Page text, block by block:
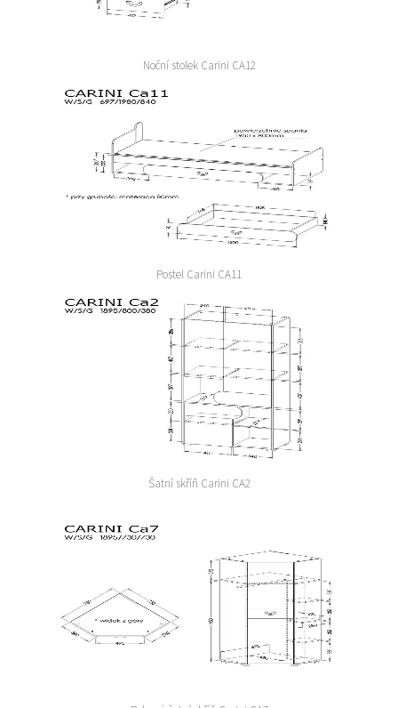
Noční stolek Carini CA12
Postel Carini CA11
Šatní skříň Carini CA2